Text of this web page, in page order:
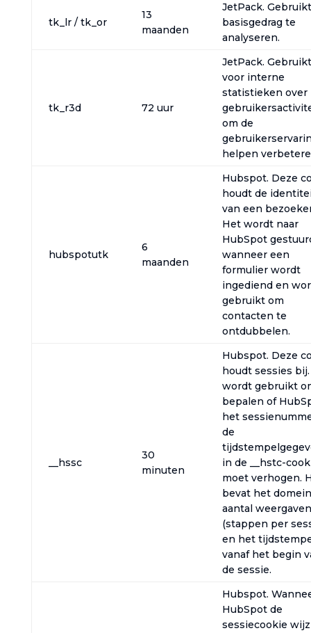
tk_lr / tk_or
13
maanden
JetPack.
basisgedrag te
analyseren.
tk_r3d 72 uur
JetPack. Gebruikt
voor interne
statistieken over
om de
helpen
hubspotutk
6
maanden
Hubspot. Deze
houdt de
van een
Het wordt naar
HubSpot
wanneer een
formulier wordt
ingediend en
gebruikt om
contacten te
ontdubbelen.
__hssc
30
minuten
Hubspot. Deze
houdt sessies
wordt gebruikt
bepalen of
het
de
in de __hstc-
moet verhogen.
bevat het
aantal weergaven
(stappen per
en het
vanaf het begin
de sessie.
Hubspot.
HubSpot de
sessiecookie